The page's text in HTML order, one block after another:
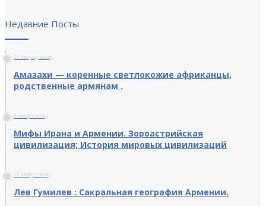
Недавние Посты
11 секунд назад
Амазахи — коренные светлокожие африканцы,
родственные армянам .
6 минут назад
Мифы Ирана и Армении. Зороастрийская
цивилизация; История мировых цивилизаций
15 минут назад
Лев Гумилев : Сакральная география Армении.